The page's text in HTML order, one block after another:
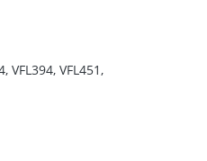
VFL394, VFL451,